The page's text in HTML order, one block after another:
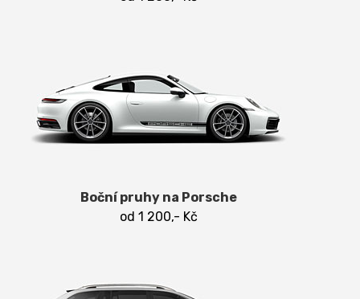
Boční pruhy na Porsche
od 1 200,- Kč